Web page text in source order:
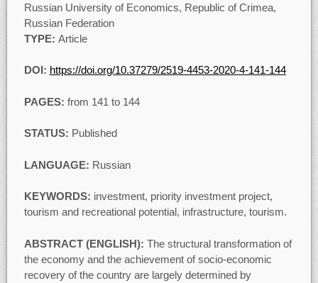
Russian University of Economics, Republic of Crimea,
Russian Federation
TYPE: Article
DOI: https://doi.org/10.37279/2519-4453-2020-4-141-144
PAGES: from 141 to 144
STATUS: Published
LANGUAGE: Russian
KEYWORDS: investment, priority investment project,
tourism and recreational potential, infrastructure, tourism.
ABSTRACT (ENGLISH): The structural transformation of
the economy and the achievement of socio-economic
recovery of the country are largely determined by